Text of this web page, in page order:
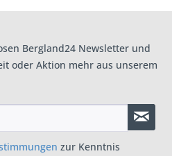
Bergland24 Newsletter und
oder Aktion mehr aus unserem
zur Kenntnis